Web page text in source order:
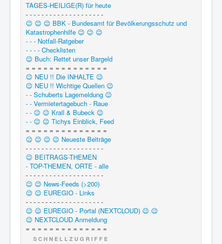
TAGES-HEILIGE(R) für heute
- - - - - - - - - - - - - - - - - - - -
😉 😉 😉 BBK - Bundesamt für Bevölkerungsschutz und
Katastrophenhilfe 😉 😉 😉
- - - Notfall-Ratgeber
- - - - Checklisten
😉 Buch: Rettet unser Bargeld
= = = = = = = = = = = = = =
😉 NEU !! Die INHALTE 😉
😉 NEU !! Wichtige Quellen 😉
- - Schuberts Lagemeldung 😉
- - Vermietertagebuch - Raue
- - 😉 😉 Krall & Bubeck 😉
- - 😉 😉 Tichys Einblick, Feed
= = = = = = = = = = = = = =
😉 😉 😉 😉 Neueste Beiträge
- - - - - - - - - - - - - - - - - - - -
😉 BEITRAGS-THEMEN
- TOP-THEMEN, ORTE - alle
- - - - - - - - - - - - - - - - - - - -
😉 😉 News-Feeds (>200)
😉 😉 EUREGIO - Links
- - - - - - - - - - - - - - - - - - - -
😉 😉 EUREGIO - Portal (NEXTCLOUD) 😉 😉
😉 NEXTCLOUD Anmeldung
= = = = = = = = = = = = = =
S C H N E L L Z U G R I F F E